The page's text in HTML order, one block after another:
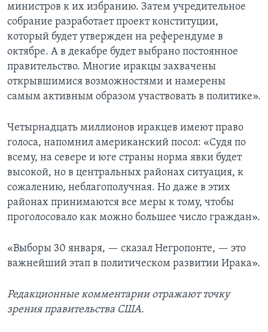
министров к их избранию. Затем учредительное
собрание разработает проект конституции,
который будет утвержден на референдуме в
октябре. А в декабре будет выбрано постоянное
правительство. Многие иракцы захвачены
открывшимися возможностями и намерены
самым активным образом участвовать в политике».
Четырнадцать миллионов иракцев имеют право
голоса, напомнил американский посол: «Судя по
всему, на севере и юге страны норма явки будет
высокой, но в центральных районах ситуация, к
сожалению, неблагополучная. Но даже в этих
районах принимаются все меры к тому, чтобы
проголосовало как можно большее число граждан».
«Выборы 30 января, — сказал Негропонте, — это
важнейший этап в политическом развитии Ирака».
Редакционные комментарии отражают точку
зрения правительства США.